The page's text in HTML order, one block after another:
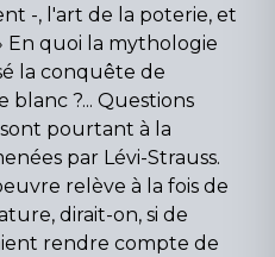
-, l'art de la poterie, et
En quoi la mythologie
la conquête de
blanc ?... Questions
pourtant à la
par Lévi-Strauss.
relève à la fois de
dirait-on, si de
rendre compte de